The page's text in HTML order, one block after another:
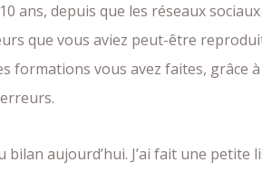
ans, depuis que les réseaux
que vous aviez peut-être
vous avez faites, grâce
bilan aujourd’hui. J’ai fait une